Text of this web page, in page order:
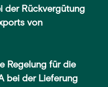
der Rückvergütung
von
Regelung für die
bei der Lieferung